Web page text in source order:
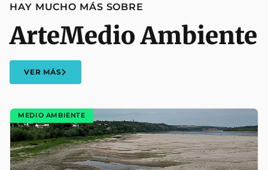
HAY MUCHO MÁS SOBRE
ArteMedio Ambiente
VER MÁS
MEDIO AMBIENTE